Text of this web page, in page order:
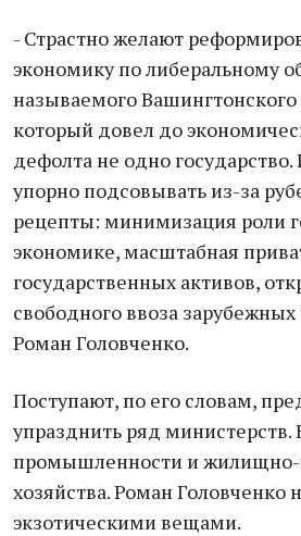
- Страстно желают
экономику по либеральному
называемого Вашингтонского
который довел до
дефолта не одно
упорно подсовывать из-за
рецепты: минимизация роли
экономике, масштабная
государственных активов,
свободного ввоза зарубежных
Роман Головченко.
Поступают, по его словам,
упразднить ряд министерств.
промышленности и жилищно-
хозяйства. Роман Головченко
экзотическими вещами.